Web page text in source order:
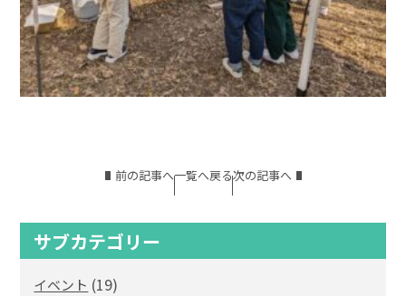
前の記事へ一覧へ戻る次の記事へ
サブカテゴリー
イベント (19)